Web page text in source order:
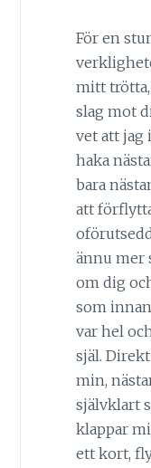
För en
mitt
slag mot
vet att jag
haka
bara
att
ännu mer
om dig
som
var hel
själ.
min,
självklart
klappar
ett kort,